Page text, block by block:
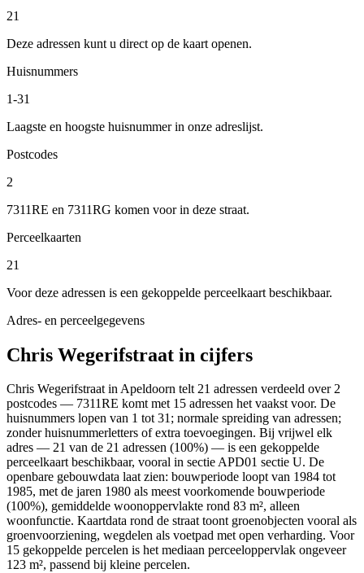
21
Deze adressen kunt u direct op de kaart openen.
Huisnummers
1-31
Laagste en hoogste huisnummer in onze adreslijst.
Postcodes
2
7311RE en 7311RG komen voor in deze straat.
Perceelkaarten
21
Voor deze adressen is een gekoppelde perceelkaart beschikbaar.
Adres- en perceelgegevens
Chris Wegerifstraat in cijfers
Chris Wegerifstraat in Apeldoorn telt 21 adressen verdeeld over 2
postcodes — 7311RE komt met 15 adressen het vaakst voor. De
huisnummers lopen van 1 tot 31; normale spreiding van adressen;
zonder huisnummerletters of extra toevoegingen. Bij vrijwel elk
adres — 21 van de 21 adressen (100%) — is een gekoppelde
perceelkaart beschikbaar, vooral in sectie APD01 sectie U. De
openbare gebouwdata laat zien: bouwperiode loopt van 1984 tot
1985, met de jaren 1980 als meest voorkomende bouwperiode
(100%), gemiddelde woonoppervlakte rond 83 m², alleen
woonfunctie. Kaartdata rond de straat toont groenobjecten vooral als
groenvoorziening, wegdelen als voetpad met open verharding. Voor
15 gekoppelde percelen is het mediaan perceeloppervlak ongeveer
123 m², passend bij kleine percelen.